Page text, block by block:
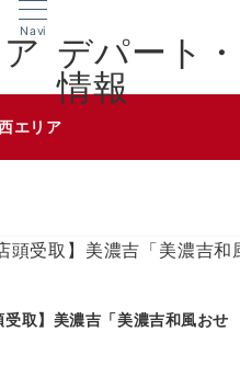
Navi
デパート
情報
エリア
取】美濃吉「美濃吉和風おせ